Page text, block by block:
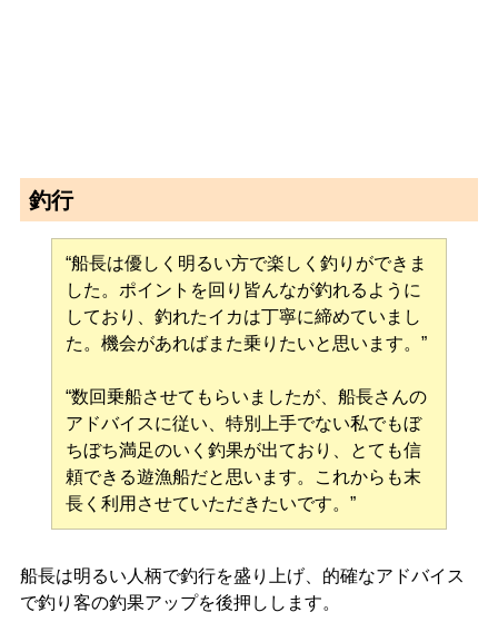
釣行
“船長は優しく明るい方で楽しく釣りができま
した。ポイントを回り皆んなが釣れるように
しており、釣れたイカは丁寧に締めていまし
た。機会があればまた乗りたいと思います。”
“数回乗船させてもらいましたが、船長さんの
アドバイスに従い、特別上手でない私でもぼ
ちぼち満足のいく釣果が出ており、とても信
頼できる遊漁船だと思います。これからも末
長く利用させていただきたいです。”
船長は明るい人柄で釣行を盛り上げ、的確なアドバイス
で釣り客の釣果アップを後押しします。